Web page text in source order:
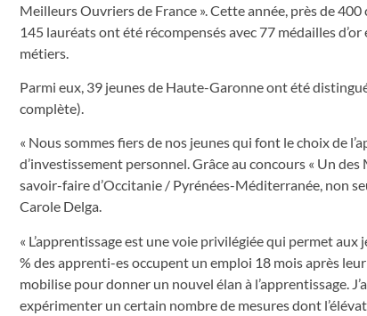
Meilleurs Ouvriers de France ». Cette année, près de
145 lauréats ont été récompensés avec 77 médailles
métiers.
Parmi eux, 39 jeunes de Haute-Garonne ont été
complète).
« Nous sommes fiers de nos jeunes qui font le choix de
d’investissement personnel. Grâce au concours « Un
savoir-faire d’Occitanie / Pyrénées-Méditerranée, non
Carole Delga.
« L’apprentissage est une voie privilégiée qui permet
% des apprenti-es occupent un emploi 18 mois après
mobilise pour donner un nouvel élan à l’apprentissage.
expérimenter un certain nombre de mesures dont